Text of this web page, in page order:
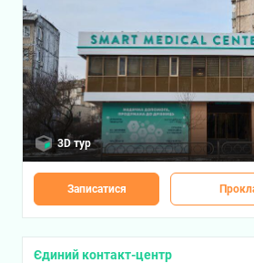
3D тур
Записатися
Єдиний контакт-центр